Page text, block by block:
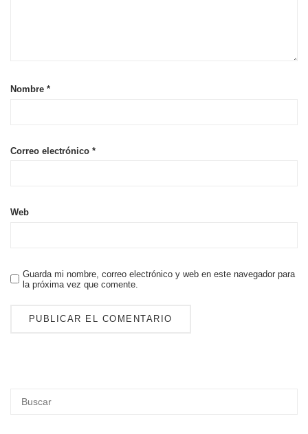
Nombre *
Correo electrónico *
Web
Guarda mi nombre, correo electrónico y web en este navegador para
la próxima vez que comente.